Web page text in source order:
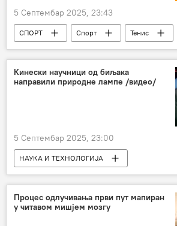
5 Септембар 2025, 23:43
СПОРТ Спорт
Тенис
Новак Ђоковић
Кинески научници од биљака
направили природне лампе /видео/
5 Септембар 2025, 23:00
НАУКА И ТЕХНОЛОГИЈА
Наука и технологија
Изуми и открића
светлост
Друштво
Процес одлучивања први пут мапиран
у читавом мишјем мозгу